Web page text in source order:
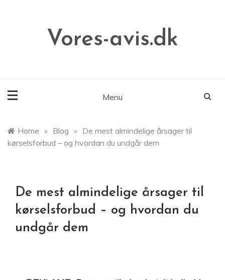
Vores-avis.dk
Menu
Home » Blog » De mest almindelige årsager til
kørselsforbud – og hvordan du undgår dem
De mest almindelige årsager til
kørselsforbud – og hvordan du
undgår dem